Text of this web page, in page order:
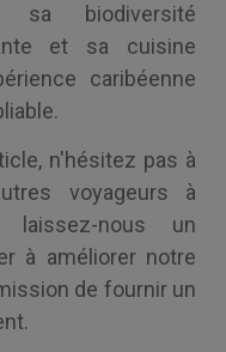
sa biodiversité
et sa cuisine
caribéenne
n'hésitez pas à
voyageurs à
nous un
à améliorer notre
de fournir un